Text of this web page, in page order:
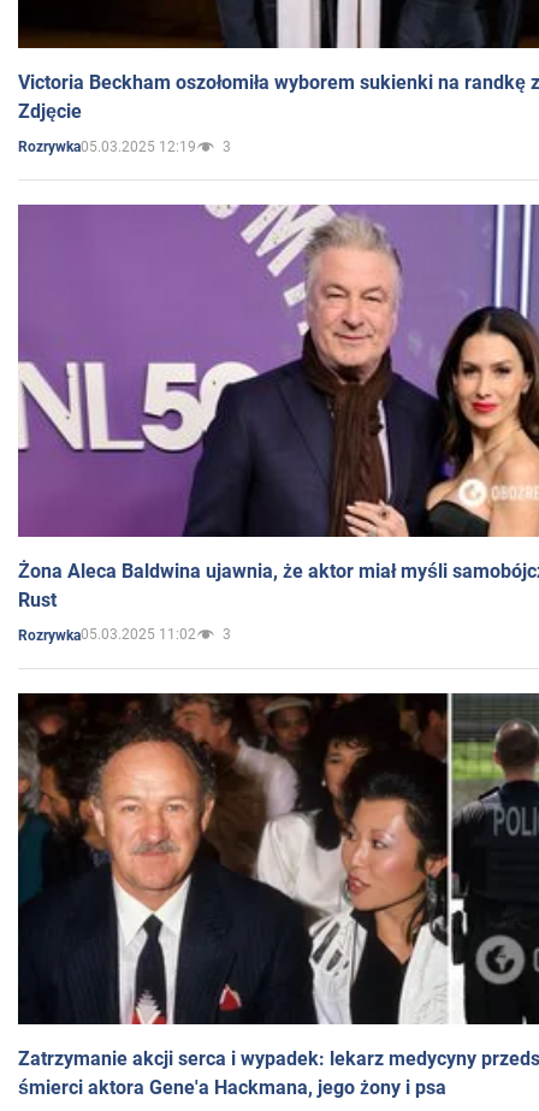
Victoria Beckham oszołomiła wyborem sukienki na randkę
Zdjęcie
Rozrywka05.03.2025 12:19 3
Żona Aleca Baldwina ujawnia, że aktor miał myśli
Rust
Rozrywka05.03.2025 11:02 3
Zatrzymanie akcji serca i wypadek: lekarz medycyny
śmierci aktora Gene'a Hackmana, jego żony i psa